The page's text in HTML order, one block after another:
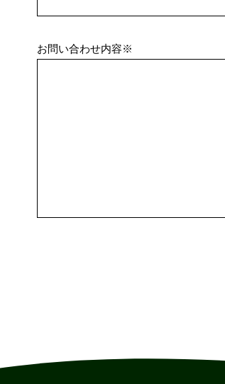
お問い合わせ内容※